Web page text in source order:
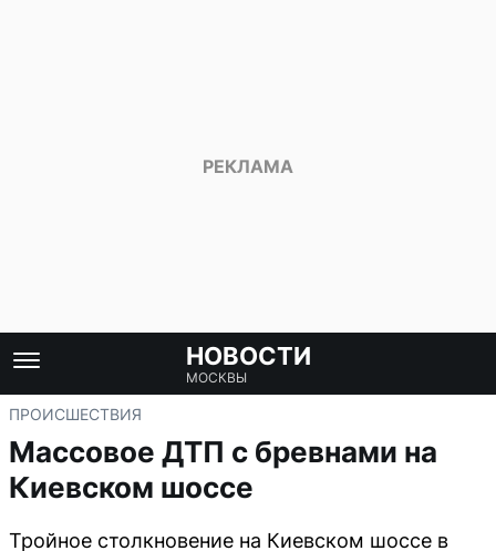
НОВОСТИ
МОСКВЫ
ПРОИСШЕСТВИЯ
Массовое ДТП с бревнами на
Киевском шоссе
Тройное столкновение на Киевском шоссе в